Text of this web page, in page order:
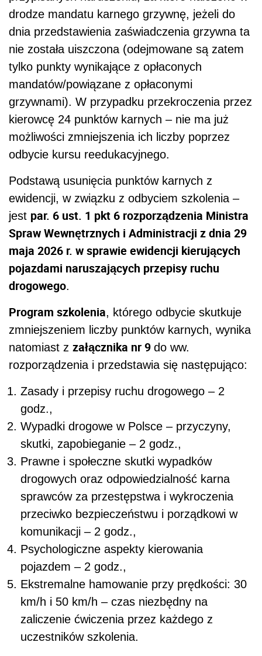
drodze mandatu karnego grzywnę, jeżeli do
dnia przedstawienia zaświadczenia grzywna ta
nie została uiszczona (odejmowane są zatem
tylko punkty wynikające z opłaconych
mandatów/powiązane z opłaconymi
grzywnami). W przypadku przekroczenia przez
kierowcę 24 punktów karnych – nie ma już
możliwości zmniejszenia ich liczby poprzez
odbycie kursu reedukacyjnego.
Podstawą usunięcia punktów karnych z
ewidencji, w związku z odbyciem szkolenia –
jest par. 6 ust. 1 pkt 6 rozporządzenia Ministra
Spraw Wewnętrznych i Administracji z dnia 29
maja 2026 r. w sprawie ewidencji kierujących
pojazdami naruszających przepisy ruchu
drogowego.
Program szkolenia, którego odbycie skutkuje
zmniejszeniem liczby punktów karnych, wynika
natomiast z załącznika nr 9 do ww.
rozporządzenia i przedstawia się następująco:
Zasady i przepisy ruchu drogowego – 2
godz.,
Wypadki drogowe w Polsce – przyczyny,
skutki, zapobieganie – 2 godz.,
Prawne i społeczne skutki wypadków
drogowych oraz odpowiedzialność karna
sprawców za przestępstwa i wykroczenia
przeciwko bezpieczeństwu i porządkowi w
komunikacji – 2 godz.,
Psychologiczne aspekty kierowania
pojazdem – 2 godz.,
Ekstremalne hamowanie przy prędkości: 30
km/h i 50 km/h – czas niezbędny na
zaliczenie ćwiczenia przez każdego z
uczestników szkolenia.